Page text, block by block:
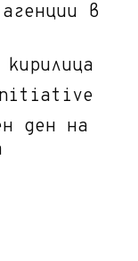
в
ден на